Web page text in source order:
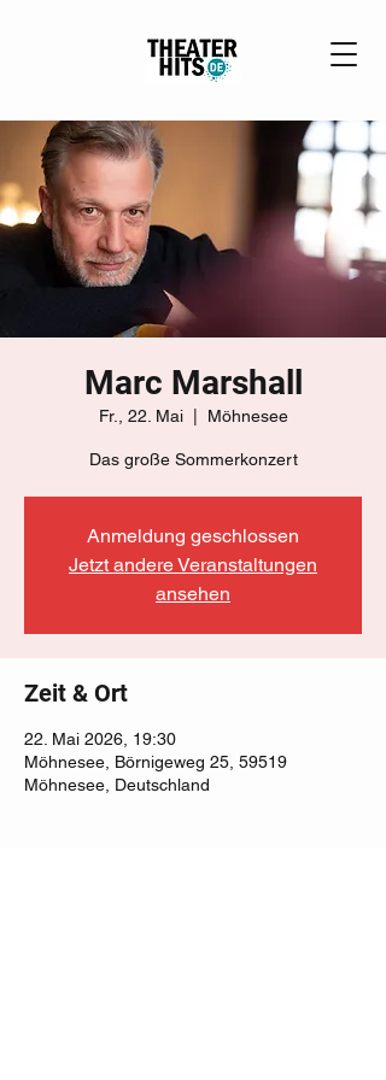
Marc Marshall
Fr., 22. Mai
  |
Möhnesee
Das große Sommerkonzert
Anmeldung geschlossen
Jetzt andere Veranstaltungen
ansehen
Zeit & Ort
22. Mai 2026, 19:30
Möhnesee, Börnigeweg 25, 59519
Möhnesee, Deutschland